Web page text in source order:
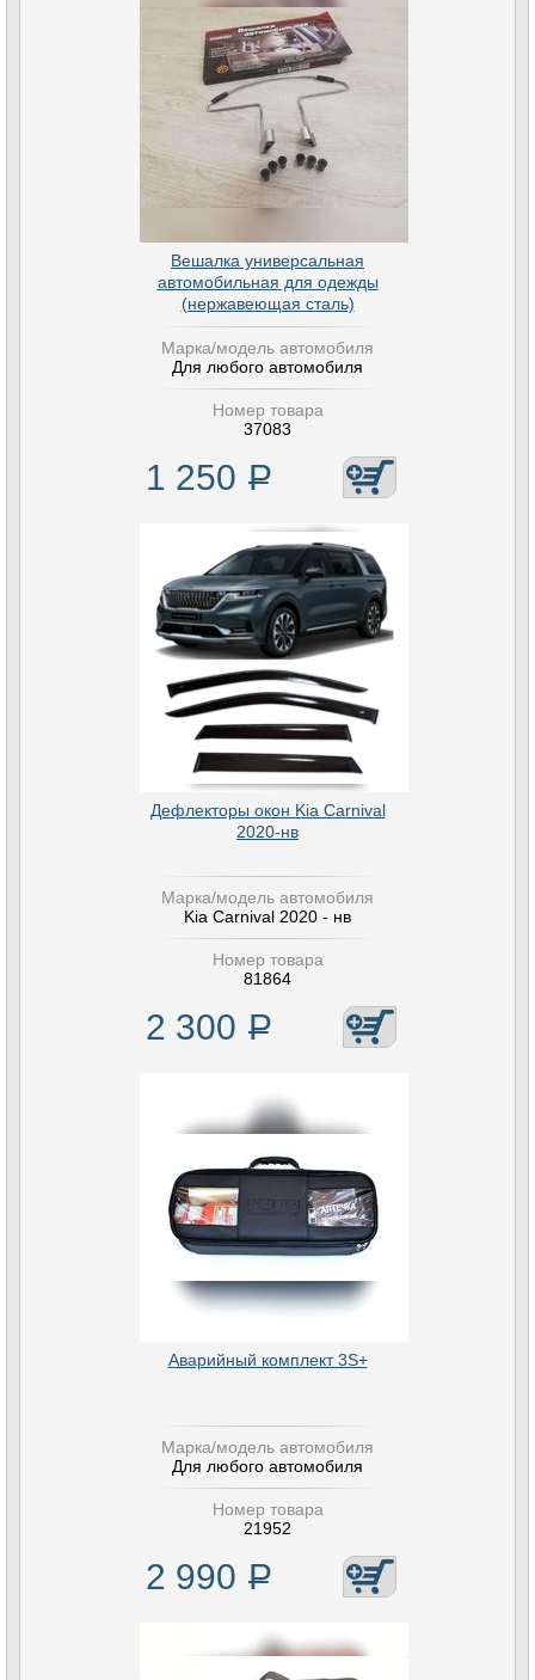
Вешалка универсальная
автомобильная для одежды
(нержавеющая сталь)
Марка/модель автомобиля
Для любого автомобиля
Номер товара
37083
1 250 Р
Дефлекторы окон Kia Carnival
2020-нв
Марка/модель автомобиля
Kia Carnival 2020 - нв
Номер товара
81864
2 300 Р
Аварийный комплект 3S+
Марка/модель автомобиля
Для любого автомобиля
Номер товара
21952
2 990 Р